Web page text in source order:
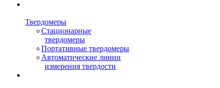
Твердомеры
Стационарные
твердомеры
Портативные твердомеры
Автоматические линии
измерения твердости